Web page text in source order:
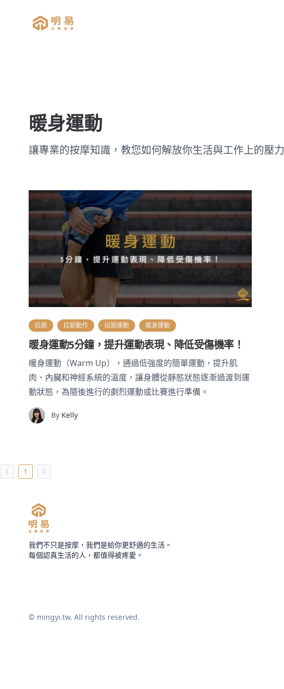
明易足體按摩
暖身運動
讓專業的按摩知識，教您如何解放你生活與工作上的壓力
拉筋 拉筋動作 拉筋運動 暖身運動
暖身運動5分鐘，提升運動表現、降低受傷機率！
暖身運動（Warm Up），通過低強度的簡單運動，提升肌
肉、內臟和神經系統的溫度，讓身體從靜態狀態逐漸過渡到運
動狀態，為隨後進行的劇烈運動或比賽進行準備。
By Kelly
1
我們不只是按摩，我們是給你更舒適的生活。
每個認真生活的人，都值得被疼愛。
© mingyi.tw. All rights reserved.